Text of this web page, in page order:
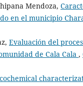
Mendoza,
en el municipio
Evaluación del
de Cala Cala ,